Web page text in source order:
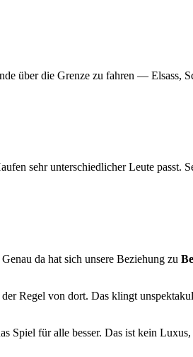
über die Grenze zu fahren — Elsass,
sehr unterschiedlicher Leute passt.
da hat sich unsere Beziehung zu
Regel von dort. Das klingt
Spiel für alle besser. Das ist kein